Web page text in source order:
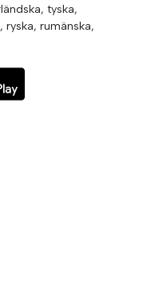
tyska,
ryska, rumänska,